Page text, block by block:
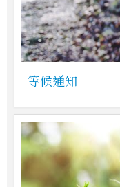
等候通知